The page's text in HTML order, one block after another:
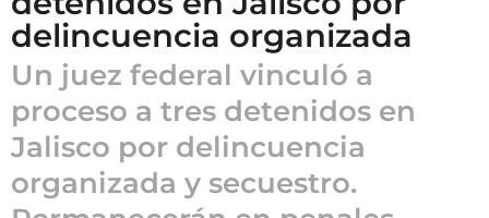
s
a
g
o
6
m
e
s
delincuencia organizada
Un juez federal vinculó a
proceso a tres detenidos en
Jalisco por delincuencia
organizada y secuestro.